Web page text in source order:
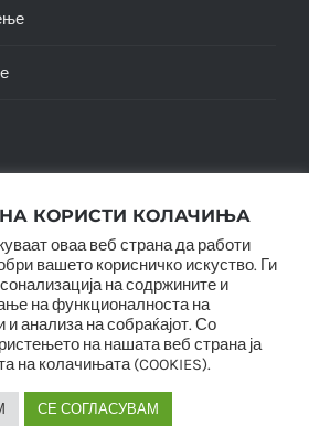
2026 |SwiftAgency| All Rights
Reserved |
КОРИСТИ КОЛАЧИЊА
оваа веб страна да работи
вашето корисничко искуство. Ги
на содржините и
на функционалноста на
анализа на собраќајот. Со
на нашата веб страна ја
на колачињата (COOKIES).
СЕ СОГЛАСУВАМ